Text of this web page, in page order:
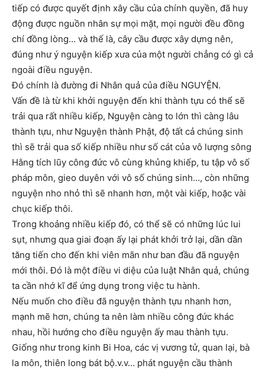
tiếp có được quyết định xây cầu của chính quyền, đã huy
động được nguồn nhân sự mọi mặt, mọi người đều đồng
chí đồng lòng… và thế là, cây cầu được xây dựng nên,
đúng như ý nguyện kiếp xưa của một người chẳng có gì cả
ngoài điều nguyện.
Đó chính là đường đi Nhân quả của điều NGUYỆN.
Vấn đề là từ khi khởi nguyện đến khi thành tựu có thể sẽ
trải qua rất nhiều kiếp, Nguyện càng to lớn thì càng lâu
thành tựu, như Nguyện thành Phật, độ tất cả chúng sinh
thì sẽ trải qua số kiếp nhiều như số cát của vô lượng sông
Hằng tích lũy công đức vô cùng khủng khiếp, tu tập vô số
pháp môn, gieo duyên với vô số chúng sinh…, còn những
nguyện nho nhỏ thì sẽ nhanh hơn, một vài kiếp, hoặc vài
chục kiếp thôi.
Trong khoảng nhiều kiếp đó, có thể sẽ có những lúc lui
sụt, nhưng qua giai đoạn ấy lại phát khởi trở lại, dần dần
tăng tiến cho đến khi viên mãn như ban đầu đã nguyện
mới thôi. Đó là một điều vi diệu của luật Nhân quả, chúng
ta cần nhớ kĩ để ứng dụng trong việc tu hành.
Nếu muốn cho điều đã nguyện thành tựu nhanh hơn,
mạnh mẽ hơn, chúng ta nên làm nhiều công đức khác
nhau, hồi hướng cho điều nguyện ấy mau thành tựu.
Giống như trong kinh Bi Hoa, các vị vương tử, quan lại, bà
la môn, thiên long bát bộ.v.v… phát nguyện cầu thành